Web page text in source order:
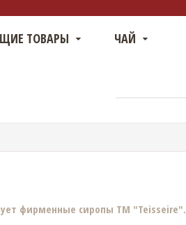
ТОВАРЫ ЧАЙ
фирменные сиропы ТМ "Teisseire".